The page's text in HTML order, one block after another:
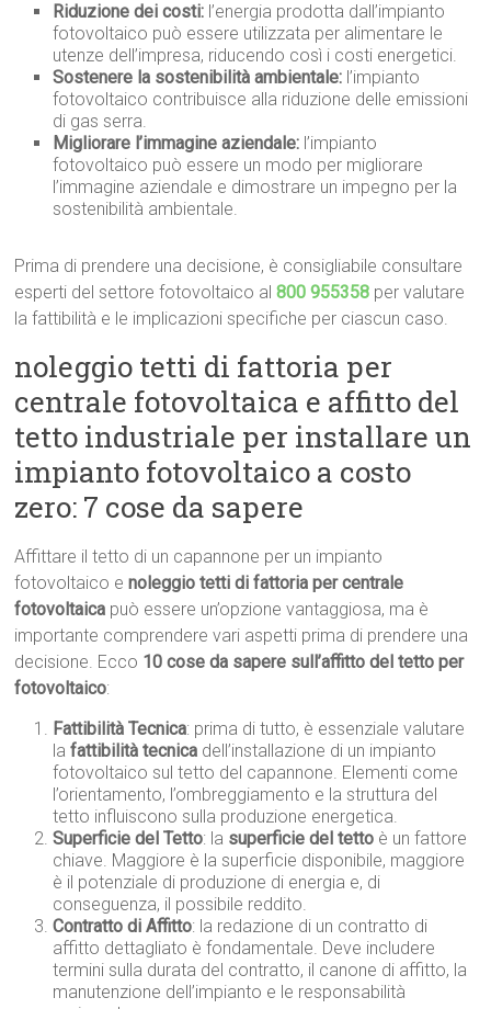
Riduzione dei costi: l’energia prodotta dall’impianto
fotovoltaico può essere utilizzata per alimentare le
utenze dell’impresa, riducendo così i costi energetici.
Sostenere la sostenibilità ambientale: l’impianto
fotovoltaico contribuisce alla riduzione delle emissioni
di gas serra.
Migliorare l’immagine aziendale: l’impianto
fotovoltaico può essere un modo per migliorare
l’immagine aziendale e dimostrare un impegno per la
sostenibilità ambientale.
Prima di prendere una decisione, è consigliabile consultare
esperti del settore fotovoltaico al800 955358 per valutare
la fattibilità e le implicazioni specifiche per ciascun caso.
noleggio tetti di fattoria per
centrale fotovoltaica e affitto del
tetto industriale per installare un
impianto fotovoltaico a costo
zero: 7 cose da sapere
Affittare il tetto di un capannone per un impianto
fotovoltaico enoleggio tetti di fattoria per centrale
fotovoltaica può essere un’opzione vantaggiosa, ma è
importante comprendere vari aspetti prima di prendere una
decisione. Ecco 10 cose da sapere sull’affitto del tetto per
fotovoltaico:
Fattibilità Tecnica: prima di tutto, è essenziale valutare
la fattibilità tecnica dell’installazione di un impianto
fotovoltaico sul tetto del capannone. Elementi come
l’orientamento, l’ombreggiamento e la struttura del
tetto influiscono sulla produzione energetica.
Superficie del Tetto: la superficie del tetto è un fattore
chiave. Maggiore è la superficie disponibile, maggiore
è il potenziale di produzione di energia e, di
conseguenza, il possibile reddito.
Contratto di Affitto: la redazione di un contratto di
affitto dettagliato è fondamentale. Deve includere
termini sulla durata del contratto, il canone di affitto, la
manutenzione dell’impianto e le responsabilità